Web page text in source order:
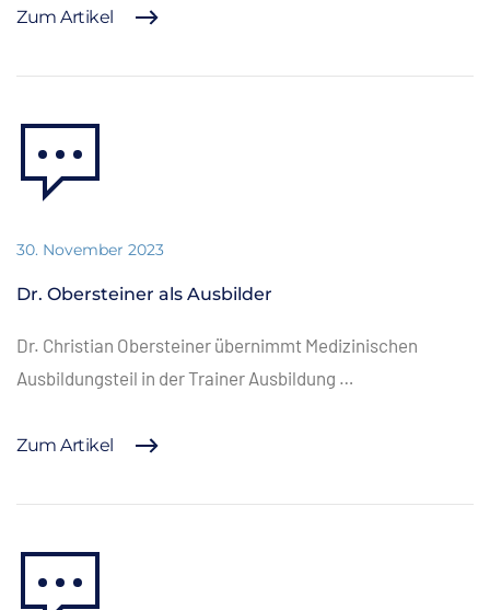
Zum Artikel
30. November 2023
Dr. Obersteiner als Ausbilder
Dr. Christian Obersteiner übernimmt Medizinischen
Ausbildungsteil in der Trainer Ausbildung …
Zum Artikel